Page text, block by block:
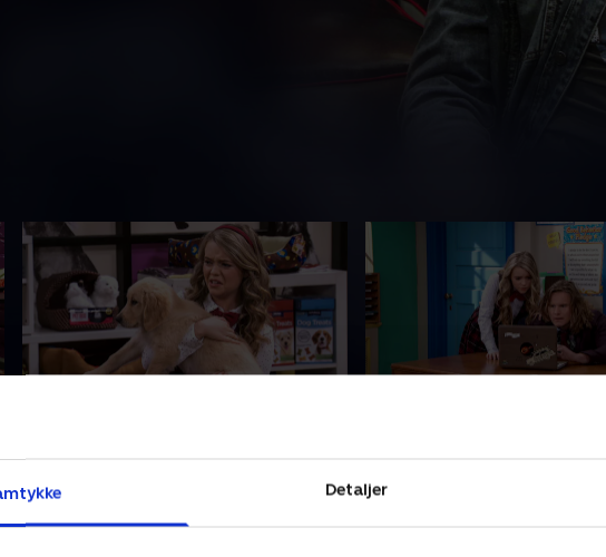
Detaljer
Summer tager sig af en hvalp.
Hendes venskab med Tomika bliver
sat på prøve.
at have fået en dårlig
op til bandet at hjælpe